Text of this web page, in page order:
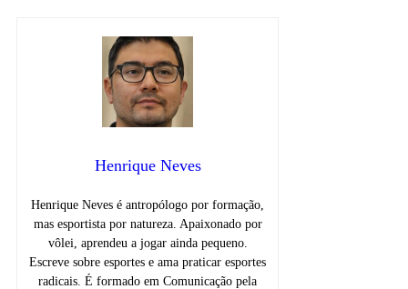
Henrique Neves
Henrique Neves é antropólogo por formação,
mas esportista por natureza. Apaixonado por
vôlei, aprendeu a jogar ainda pequeno.
Escreve sobre esportes e ama praticar esportes
radicais. É formado em Comunicação pela